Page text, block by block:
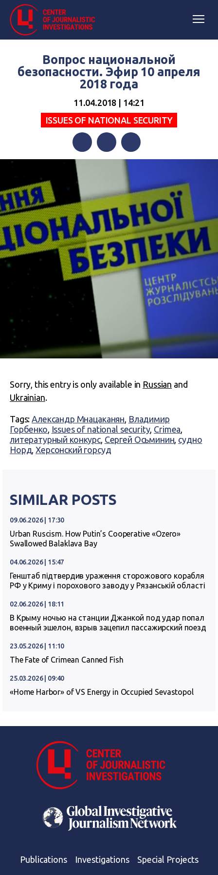
Вопрос национальной
безопасности. Эфир 10 апреля
2018 года
11.04.2018 | 14:21
ISSUES OF NATIONAL SECURITY
FacebookTwitterTelegram
Sorry, this entry is only available in Russian and
Ukrainian.
Tags:Александр Мнацаканян, Владимир
Горбенко, Issues of national security, Crimea,
литературный конкурс, Сергей Осьминин, судно
Норд,Херсонский горсуд
SIMILAR POSTS
09.06.2026 | 17:30
Urban Ruscism. How Putin’s Cooperative «Ozero»
Swallowed Balaklava Bay
04.06.2026 | 15:47
Генштаб підтвердив ураження сторожового корабля
РФ у Криму і порохового заводу у Рязанській області
02.06.2026 | 18:11
В Крыму ночью на станции Джанкой под удар попал
военный эшелон, взрыв зацепил пассажирский поезд
23.05.2026 | 11:10
The Fate of Crimean Canned Fish
25.03.2026 | 09:40
«Home Harbor» of VS Energy in Occupied Sevastopol
Publications Investigations Special Projects